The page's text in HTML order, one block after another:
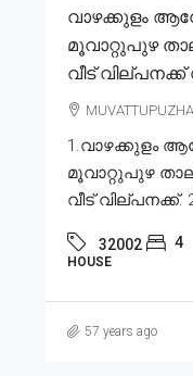
വാഴക്കുളം
മൂവാറ്റുപുഴ
വീട് വില്പനക്ക്
1.വാഴക്കുളം
മൂവാറ്റുപുഴ
വീട് വില്പനക്ക്.
32002 4
HOUSE
57 years ago